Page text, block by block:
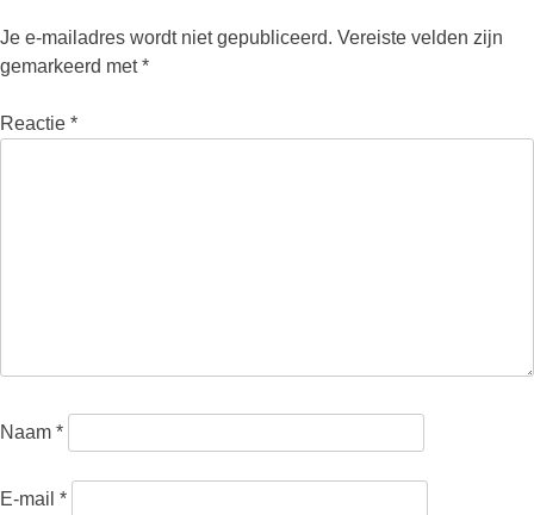
Je e-mailadres wordt niet gepubliceerd. Vereiste velden zijn
gemarkeerd met*
Reactie *
Naam *
E-mail *